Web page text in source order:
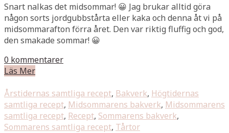
Snart nalkas det midsommar! 😀 Jag brukar alltid göra
någon sorts jordgubbstårta eller kaka och denna åt vi på
midsommarafton förra året. Den var riktig fluffig och god,
den smakade sommar! 😀
0 kommentarer
Läs Mer
Årstidernas samtliga recept, Bakverk, Högtidernas
samtliga recept, Midsommarens bakverk, Midsommarens
samtliga recept, Recept, Sommarens bakverk,
Sommarens samtliga recept, Tårtor